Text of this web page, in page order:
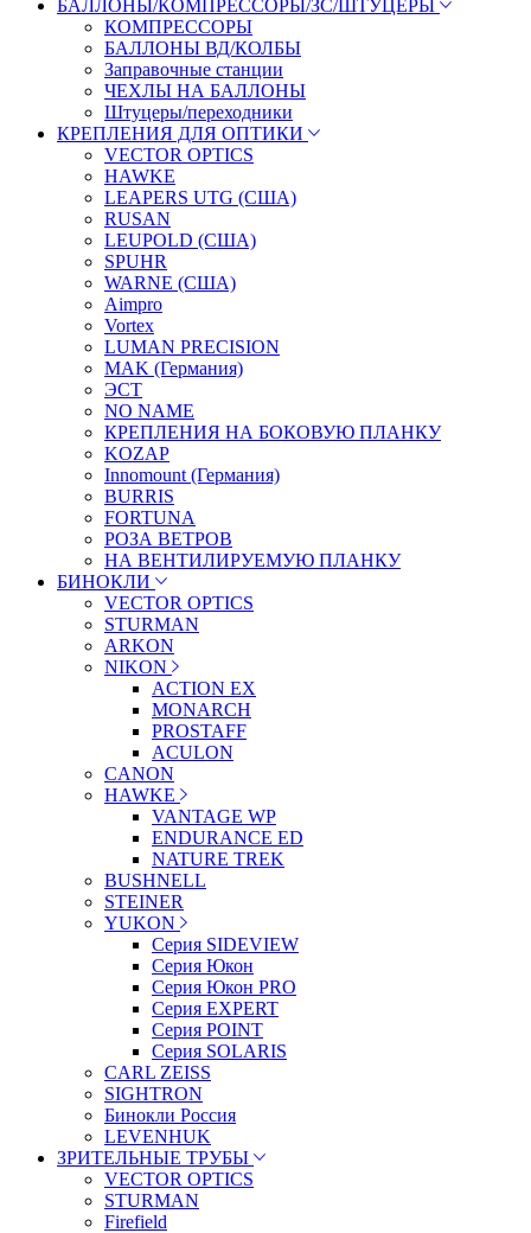
БАЛЛОНЫ/КОМПРЕССОРЫ/ЗС/ШТУЦЕРЫ
КОМПРЕССОРЫ
БАЛЛОНЫ ВД/КОЛБЫ
Заправочные станции
ЧЕХЛЫ НА БАЛЛОНЫ
Штуцеры/переходники
КРЕПЛЕНИЯ ДЛЯ ОПТИКИ
VECTOR OPTICS
HAWKE
LEAPERS UTG (США)
RUSAN
LEUPOLD (США)
SPUHR
WARNE (США)
Aimpro
Vortex
LUMAN PRECISION
MAK (Германия)
ЭСТ
NO NAME
КРЕПЛЕНИЯ НА БОКОВУЮ ПЛАНКУ
KOZAP
Innomount (Германия)
BURRIS
FORTUNA
РОЗА ВЕТРОВ
НА ВЕНТИЛИРУЕМУЮ ПЛАНКУ
БИНОКЛИ
VECTOR OPTICS
STURMAN
ARKON
NIKON
ACTION EX
MONARCH
PROSTAFF
ACULON
CANON
HAWKE
VANTAGE WP
ENDURANCE ED
NATURE TREK
BUSHNELL
STEINER
YUKON
Серия SIDEVIEW
Серия Юкон
Серия Юкон PRO
Серия EXPERT
Серия POINT
Серия SOLARIS
CARL ZEISS
SIGHTRON
Бинокли Россия
LEVENHUK
ЗРИТЕЛЬНЫЕ ТРУБЫ
VECTOR OPTICS
STURMAN
Firefield